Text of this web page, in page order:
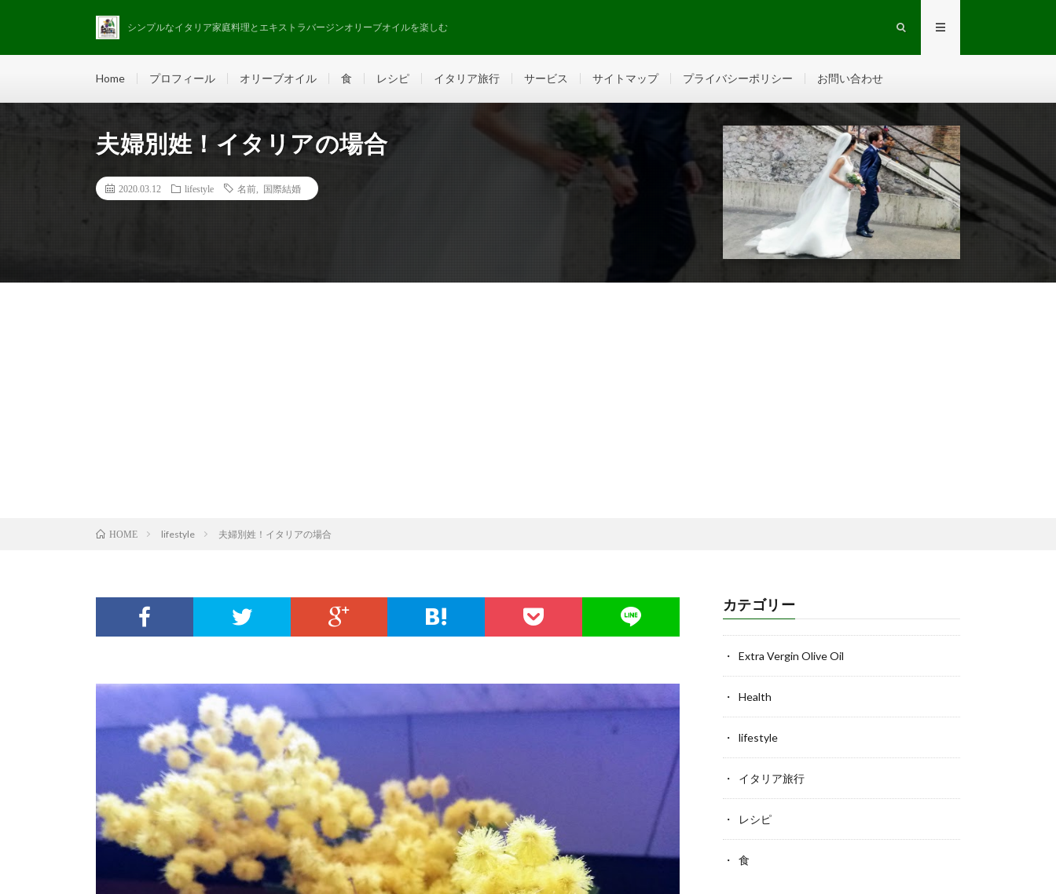
シンプルなイタリア家庭料理とエキストラバージンオリーブオイルを楽しむ
Home プロフィール オリーブオイル 食 レシピ イタリア旅行 サービス サイトマップ プライバシーポリシー お問い合わせ
夫婦別姓！イタリアの場合
2020.03.12 lifestyle 名前 国際結婚
HOME lifestyle 夫婦別姓！イタリアの場合
カテゴリー
Extra Vergin Olive Oil
Health
lifestyle
イタリア旅行
レシピ
食